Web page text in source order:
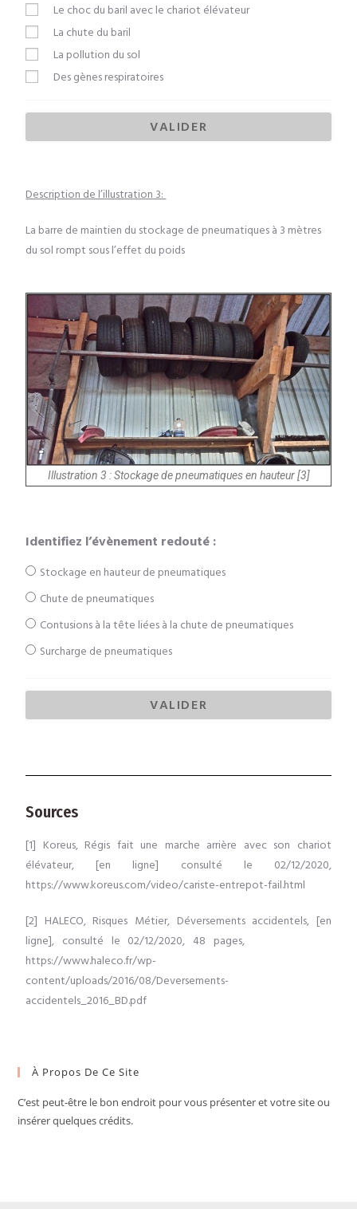
Le choc du baril avec le chariot élévateur
La chute du baril
La pollution du sol
Des gènes respiratoires
Description de l’illustration 3:
La barre de maintien du stockage de pneumatiques à 3 mètres
du sol rompt sous l’effet du poids
Illustration 3 : Stockage de pneumatiques en hauteur [3]
Identifiez l’évènement redouté :
Stockage en hauteur de pneumatiques
Chute de pneumatiques
Contusions à la tête liées à la chute de pneumatiques
Surcharge de pneumatiques
Sources
[1] Koreus, Régis fait une marche arrière avec son chariot
élévateur, [en ligne] consulté le 02/12/2020,
https://www.koreus.com/video/cariste-entrepot-fail.html
[2] HALECO, Risques Métier, Déversements accidentels, [en
ligne], consulté le 02/12/2020, 48 pages,
https://www.haleco.fr/wp-
content/uploads/2016/08/Deversements-
accidentels_2016_BD.pdf
À Propos De Ce Site
C’est peut-être le bon endroit pour vous présenter et votre site ou
insérer quelques crédits.